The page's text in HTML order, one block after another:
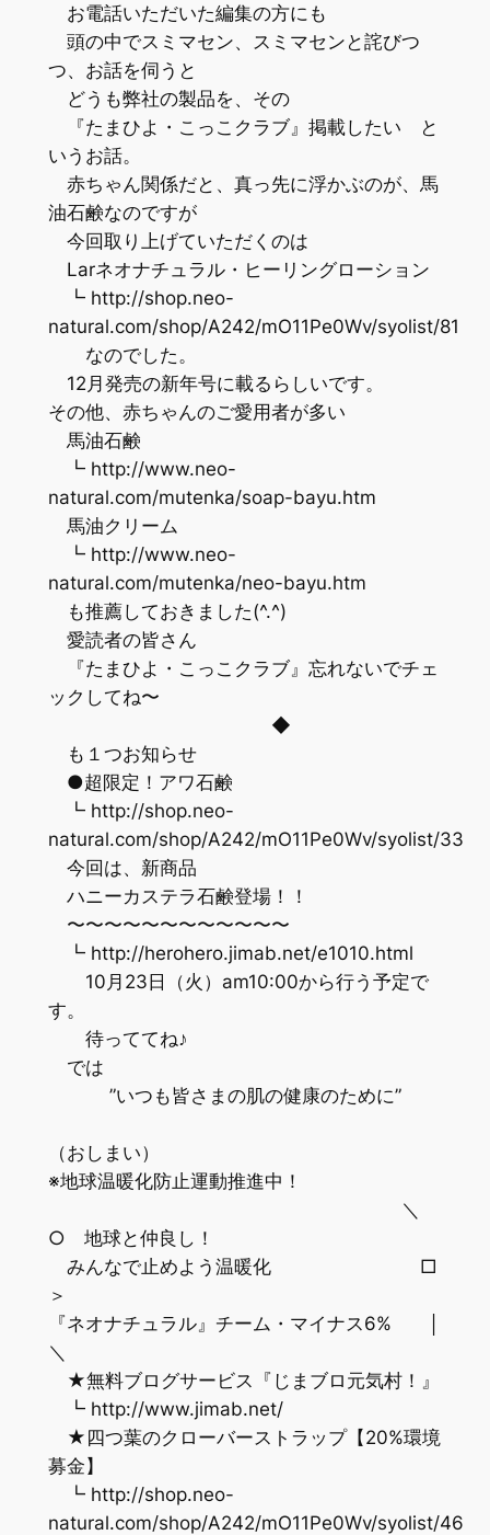
お電話いただいた編集の方にも
頭の中でスミマセン、スミマセンと詫びつ
つ、お話を伺うと
どうも弊社の製品を、その
『たまひよ・こっこクラブ』掲載したい と
いうお話。
赤ちゃん関係だと、真っ先に浮かぶのが、馬
油石鹸なのですが
今回取り上げていただくのは
Larネオナチュラル・ヒーリングローション
┗ http://shop.neo-
natural.com/shop/A242/mO11Pe0Wv/syolist/81
なのでした。
12月発売の新年号に載るらしいです。
その他、赤ちゃんのご愛用者が多い
馬油石鹸
┗ http://www.neo-
natural.com/mutenka/soap-bayu.htm
馬油クリーム
┗ http://www.neo-
natural.com/mutenka/neo-bayu.htm
も推薦しておきました(^.^)
愛読者の皆さん
『たまひよ・こっこクラブ』忘れないでチェ
ックしてね〜
◆
も１つお知らせ
●超限定！アワ石鹸
┗ http://shop.neo-
natural.com/shop/A242/mO11Pe0Wv/syolist/33
今回は、新商品
ハニーカステラ石鹸登場！！
〜〜〜〜〜〜〜〜〜〜〜〜
┗ http://herohero.jimab.net/e1010.html
10月23日（火）am10:00から行う予定で
す。
待っててね♪
では
”いつも皆さまの肌の健康のために”
（おしまい）
※地球温暖化防止運動推進中！
＼
○ 地球と仲良し！
みんなで止めよう温暖化 □
＞
『ネオナチュラル』チーム・マイナス6% │
＼
★無料ブログサービス『じまブロ元気村！』
┗ http://www.jimab.net/
★四つ葉のクローバーストラップ【20%環境
募金】
┗ http://shop.neo-
natural.com/shop/A242/mO11Pe0Wv/syolist/46